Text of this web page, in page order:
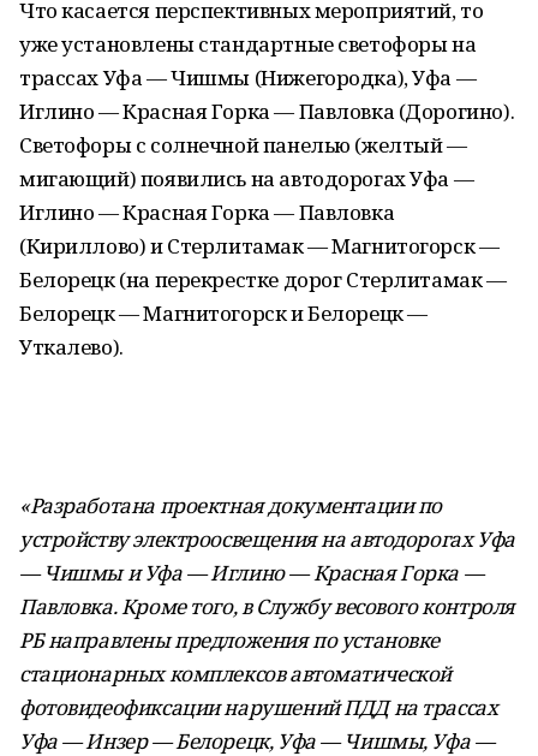
Что касается перспективных мероприятий, то
уже установлены стандартные светофоры на
трассах Уфа — Чишмы (Нижегородка), Уфа —
Иглино — Красная Горка — Павловка (Дорогино).
Светофоры с солнечной панелью (желтый —
мигающий) появились на автодорогах Уфа —
Иглино — Красная Горка — Павловка
(Кириллово) и Стерлитамак — Магнитогорск —
Белорецк (на перекрестке дорог Стерлитамак —
Белорецк — Магнитогорск и Белорецк —
Уткалево).
«Разработана проектная документации по
устройству электроосвещения на автодорогах Уфа
— Чишмы и Уфа — Иглино — Красная Горка —
Павловка. Кроме того, в Службу весового контроля
РБ направлены предложения по установке
стационарных комплексов автоматической
фотовидеофиксации нарушений ПДД на трассах
Уфа — Инзер — Белорецк, Уфа — Чишмы, Уфа —